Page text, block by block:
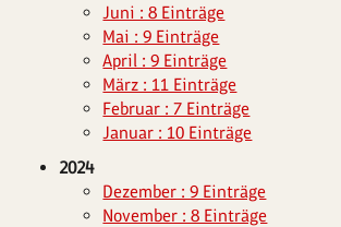
Juni : 8 Einträge
Mai : 9 Einträge
April : 9 Einträge
März : 11 Einträge
Februar : 7 Einträge
Januar : 10 Einträge
2024
Dezember : 9 Einträge
November : 8 Einträge